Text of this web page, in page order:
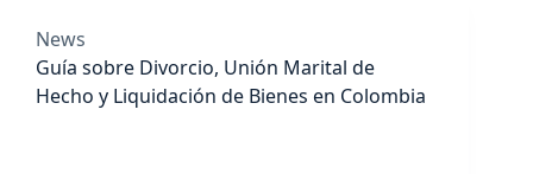
News
Guía sobre Divorcio, Unión Marital de
Hecho y Liquidación de Bienes en Colombia